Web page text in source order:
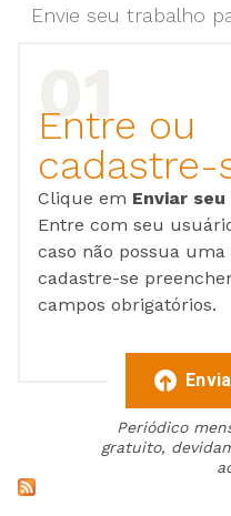
Envie seu trabalho
Entre ou
cadastre-
Clique em Enviar
Entre com seu
caso não possua uma
cadastre-se
campos obrigatórios.
Periódico
gratuito,